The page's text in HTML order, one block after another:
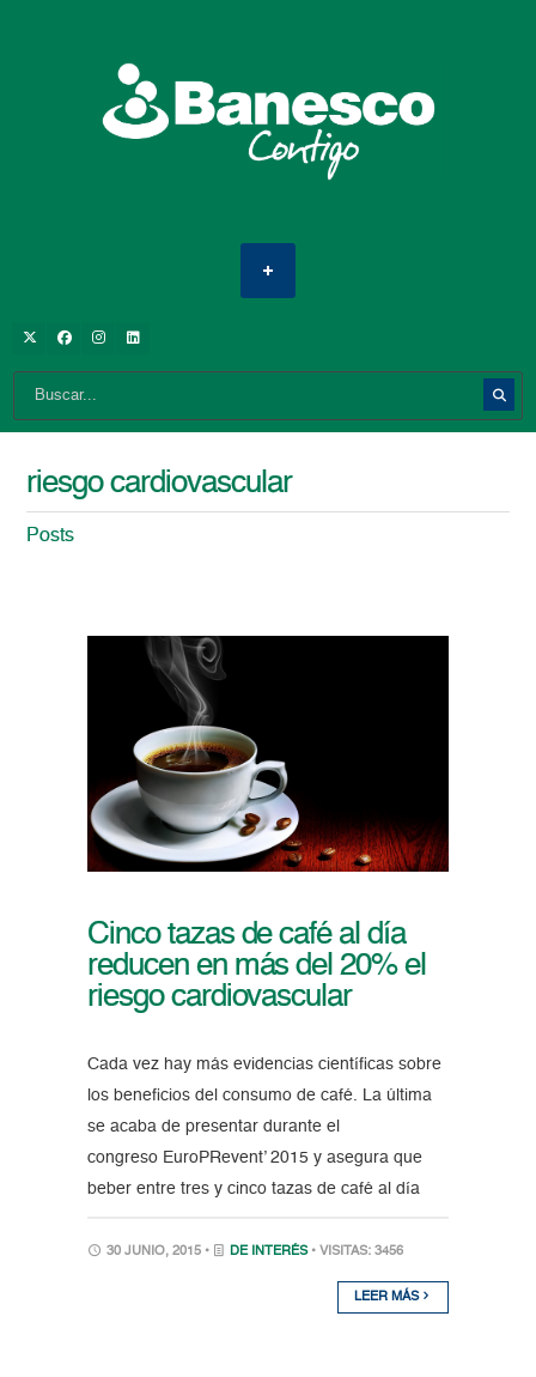
riesgo cardiovascular
Posts
Cinco tazas de café al día
reducen en más del 20% el
riesgo cardiovascular
Cada vez hay más evidencias científicas sobre
los beneficios del consumo de café. La última
se acaba de presentar durante el
congreso EuroPRevent’ 2015 y asegura que
beber entre tres y cinco tazas de café al día
30 JUNIO, 2015 • DE INTERÉS • VISITAS: 3456
LEER MÁS